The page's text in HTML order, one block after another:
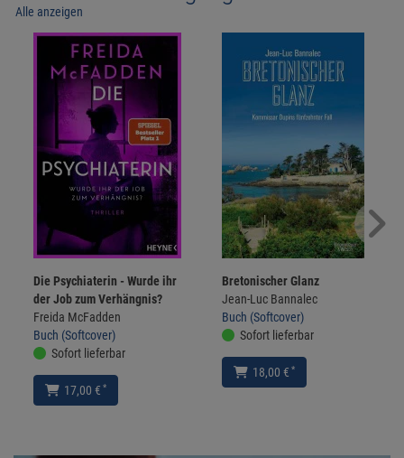
Alle anzeigen
Die Psychiaterin - Wurde ihr
der Job zum Verhängnis?
Freida McFadden
Buch (Softcover)
Sofort lieferbar
17,00 € *
Bretonischer Glanz
Jean-Luc Bannalec
Buch (Softcover)
Sofort lieferbar
18,00 € *